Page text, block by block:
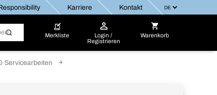
Karriere Kontakt
Merkliste
Login /
Registrieren
Warenkorb
Servicearbeiten